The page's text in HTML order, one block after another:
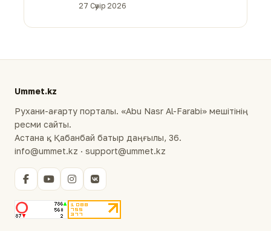
27 Сәуір 2026
Ummet.kz
Рухани-ағарту порталы. «Abu Nasr Al-Farabi» мешітінің
ресми сайты.
Астана қ., Қабанбай батыр даңғылы, 36.
info@ummet.kz · support@ummet.kz